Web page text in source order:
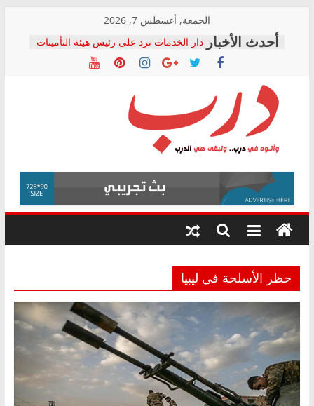
content
الجمعة, أغسطس 7, 2026
دار الخدمات ترد على رئيس هيئة التأمينات
بعد مؤتمره الصحفي: إنكار الأزمة لا ينهي
معاناة أصحاب المعاشات.. ونطالب بكشف
فرحات سليمان يكتب: القطاع الصحي إلى
أين؟
حزب التحالف الشعبي يطلق لجنة “الحق
في الصحة” بالإسكندرية لرصد الانتهاكات
ودعم المرضى
الوزاري لمدينة الصحفيين.. وانتهاء أعمال
إنشاء المبنى الإداري
المجلس القومي لحقوق الإنسان يعلن
متابعة قضية الدكتور محمد زهران.. ويؤكد:
قرينة البراءة وضمانات المحاكمة العادلة
درب
وأتوه
درب..
وتبقى
هي
حظر الأسلحة في ليبيا